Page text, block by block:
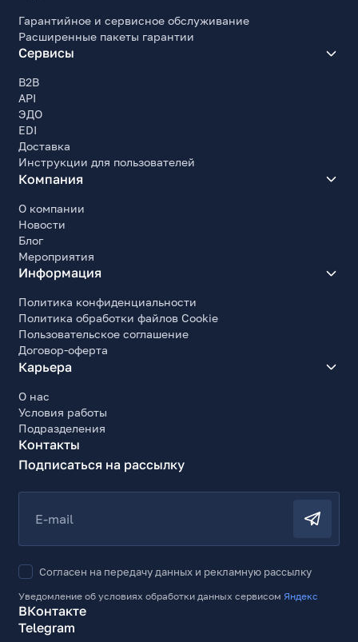
Гарантийное и сервисное обслуживание
Расширенные пакеты гарантии
Сервисы
B2B
API
ЭДО
EDI
Доставка
Инструкции для пользователей
Компания
О компании
Новости
Блог
Мероприятия
Информация
Политика конфиденциальности
Политика обработки файлов Cookie
Пользовательское соглашение
Договор-оферта
Карьера
О нас
Условия работы
Подразделения
Контакты
Подписаться на рассылку
E-mail
Согласен на передачу данных и рекламную рассылку
Уведомление об условиях обработки данных сервисом Яндекс
ВКонтакте
Telegram